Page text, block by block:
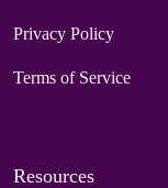
Privacy Policy
Terms of Service
Resources